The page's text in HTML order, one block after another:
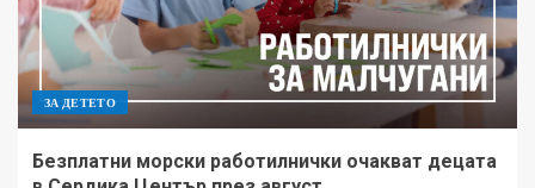
ЗА ДЕТЕТО
Безплатни морски работилнички очакват децата